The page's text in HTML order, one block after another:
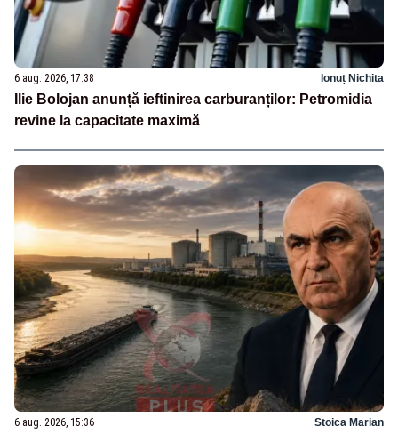
6 aug. 2026, 17:38 Ionuț Nichita
Ilie Bolojan anunță ieftinirea carburanților: Petromidia
revine la capacitate maximă
6 aug. 2026, 15:36 Stoica Marian